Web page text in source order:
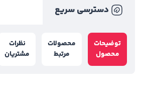
دسترسی سریع
توضیحات
محصول
محصولات
مرتبط
نظرات
مشتریان